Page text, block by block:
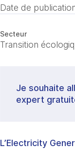
Date de
Secteur
Transition
Je souhaite
expert
L’Electricity